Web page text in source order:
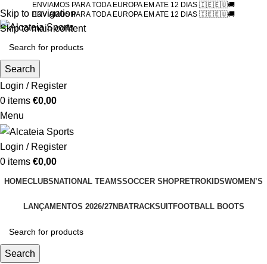
Skip to navigation
Skip to main content
ENVIAMOS PARA TODA EUROPA EM ATE 12 DIAS 🇮🇪🇪🇺🚚
ENVIAMOS PARA TODA EUROPA EM ATE 12 DIAS 🇮🇪🇪🇺🚚
Search
Login / Register
0 items €0,00
Menu
Login / Register
0 items €0,00
HOMECLUBS NATIONAL TEAMSSOCCER SHOPRETROKIDSWOMEN’S
LANÇAMENTOS 2026/27NBATRACKSUITFOOTBALL BOOTS
Search